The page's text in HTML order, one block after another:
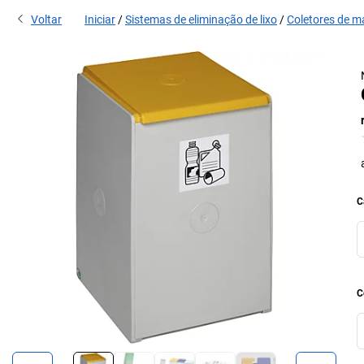
Voltar Iniciar Sistemas de eliminação de lixo Coletores de